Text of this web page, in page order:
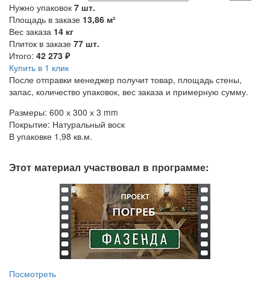
Нужно упаковок 7 шт.
Площадь в заказе 13,86 м²
Вес заказа 14 кг
Плиток в заказе 77 шт.
Итого: 42 273 ₽
Купить в 1 клик
После отправки менеджер получит товар, площадь стены,
запас, количество упаковок, вес заказа и примерную сумму.
Размеры: 600 х 300 х 3 mm
Покрытие: Натуральный воск
В упаковке 1,98 кв.м.
Этот материал участвовал в программе:
Посмотреть